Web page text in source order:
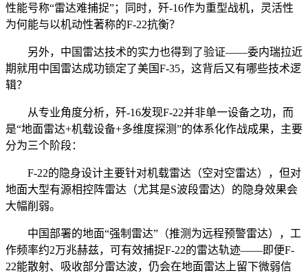
性能号称“雷达难捕捉”；同时，歼-16作为重型战机，灵活性
为何能与以机动性著称的F-22抗衡？
另外，中国雷达技术的实力也得到了验证——委内瑞拉近
期就用中国雷达成功锁定了美国F-35，这背后又有哪些技术逻
辑？
从专业角度分析，歼-16发现F-22并非单一设备之功，而
是“地面雷达+机载设备+多维度探测”的体系化作战成果，主要
分为三个阶段：
F-22的隐身设计主要针对机载雷达（空对空雷达），但对
地面大型有源相控阵雷达（尤其是S波段雷达）的隐身效果会
大幅削弱。
中国部署的地面“强制雷达”（推测为远程预警雷达），工
作频率约2万兆赫兹，可有效捕捉F-22的雷达轨迹——即便F-
22能散射、吸收部分雷达波，仍会在地面雷达上留下微弱信